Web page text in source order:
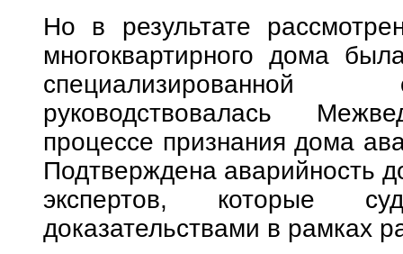
Но в результате
многоквартирного дома
специализированной
руководствовалась
процессе признания дома
Подтверждена аварийность
экспертов, которые
доказательствами в рамках